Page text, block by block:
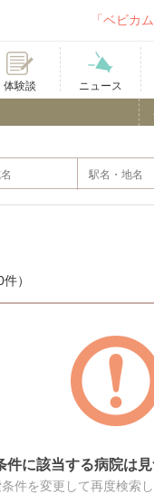
「ベビカ
体験談 ニュース
件）
件に該当する病院は見
件を変更して再度検索し